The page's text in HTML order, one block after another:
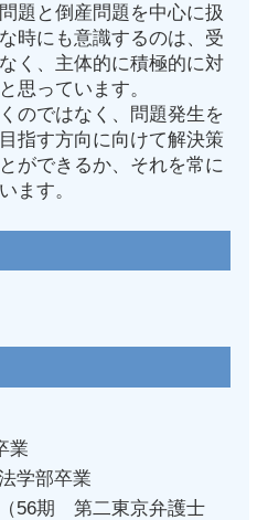
題と倒産問題を中心に扱
時にも意識するのは、受
く、主体的に積極的に対
思っています。
のではなく、問題発生を
指す方向に向けて解決策
ができるか、それを常に
ます。
業
学部卒業
56期 第二東京弁護士